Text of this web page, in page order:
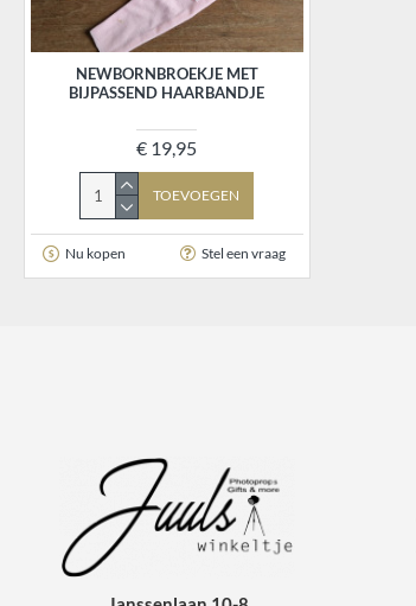
NEWBORNBROEKJE MET
BIJPASSEND HAARBANDJE
€ 19,95
TOEVOEGEN
Nu kopen Stel een vraag